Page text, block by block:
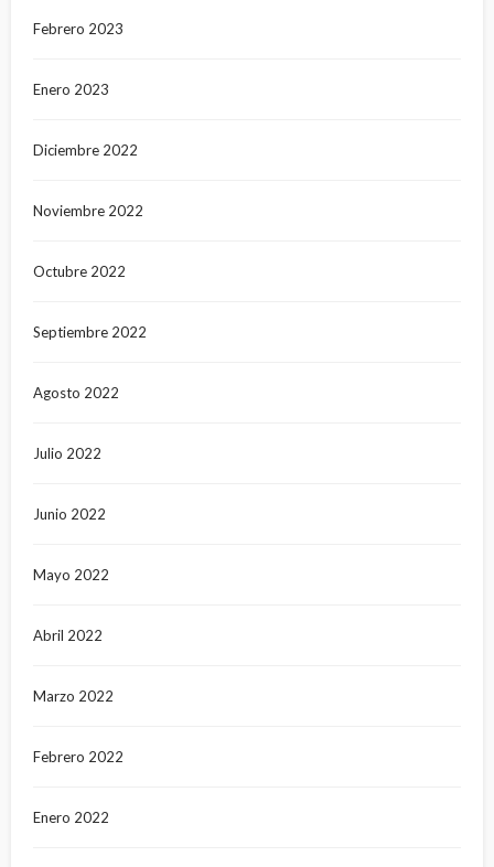
Febrero 2023
Enero 2023
Diciembre 2022
Noviembre 2022
Octubre 2022
Septiembre 2022
Agosto 2022
Julio 2022
Junio 2022
Mayo 2022
Abril 2022
Marzo 2022
Febrero 2022
Enero 2022